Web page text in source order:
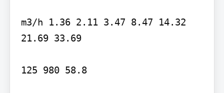
m3/h 1.36 2.11 3.47 8.47 14.32
21.69 33.69
125 980 58.8